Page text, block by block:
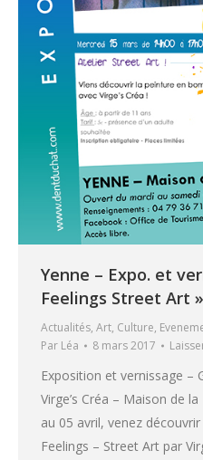
Yenne – Expo. et
Feelings Street Art »
Actualités, Art, Culture,
Par Léa 8 mars 2017
Exposition et vernissage –
Virge’s Créa – Maison de
au 05 avril, venez découvrir
Feelings – Street Art par